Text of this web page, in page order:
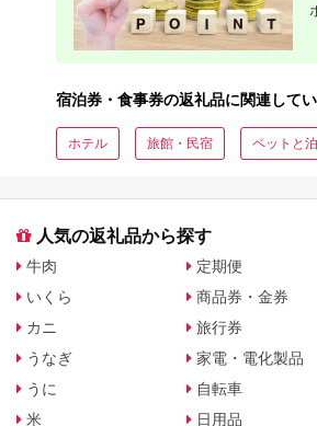
宿泊券・食事券の返礼品に関連して
ホテル 旅館・民宿 ペットと
人気の返礼品から探す
牛肉
いくら
カニ
うなぎ
うに
米
定期便
商品券・金券
旅行券
家電・電化製品
自転車
日用品